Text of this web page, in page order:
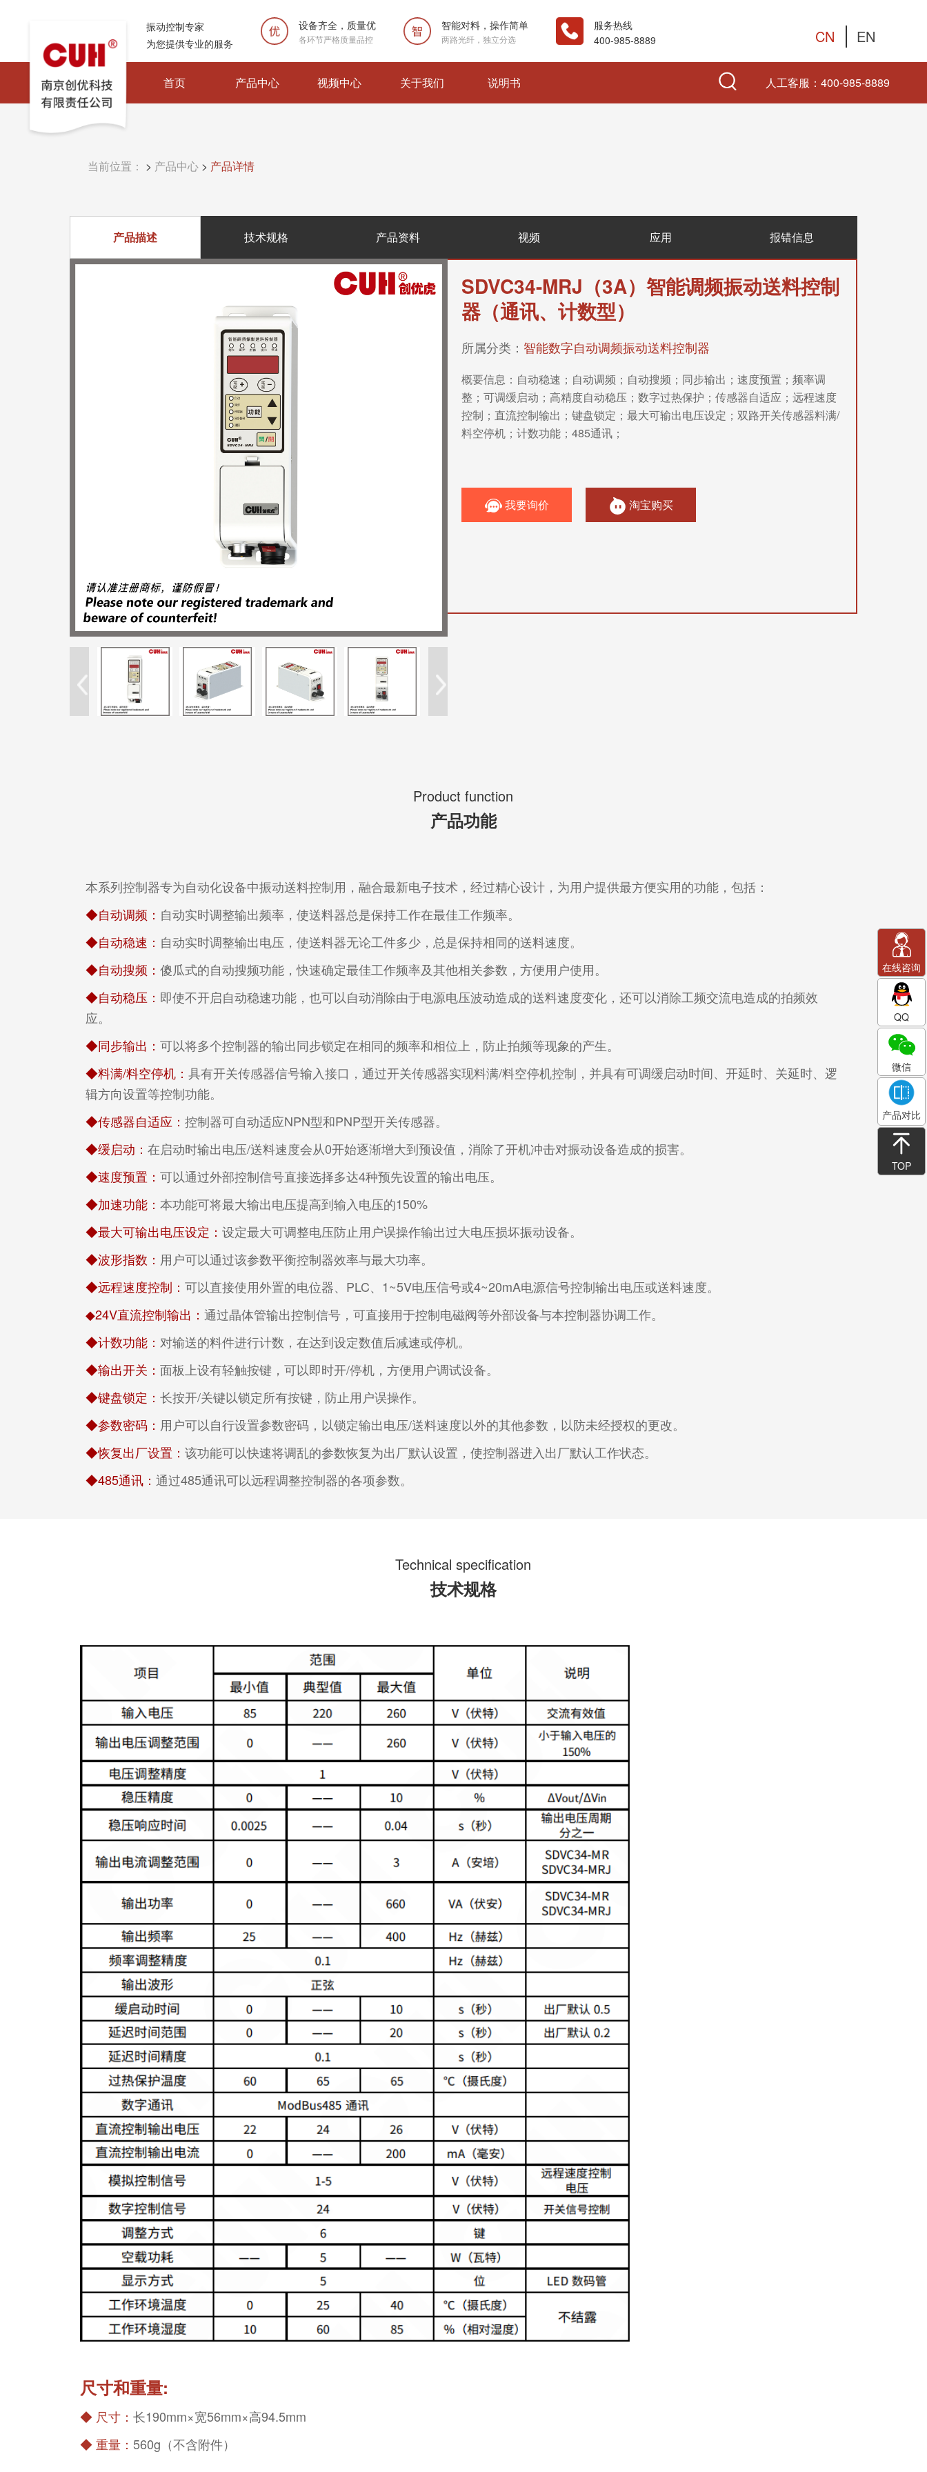
振动控制专家
为您提供专业的服务
设备齐全，质量优
各环节严格质量品控
智能对料，操作简单
两路光纤，独立分选
服务热线
400-985-8889
CN EN
首页 产品中心 视频中心 关于我们 说明书 人工客服：400-985-8889
当前位置： > 产品中心> 产品详情
产品描述 技术规格 产品资料 视频 应用 报错信息
SDVC34-MRJ（3A）智能调频振动送料控制
器（通讯、计数型）
所属分类： 智能数字自动调频振动送料控制器
概要信息： 自动稳速；自动调频；自动搜频；同步输出；速度预置；频率调
整；可调缓启动；高精度自动稳压；数字过热保护；传感器自适应；远程速度
控制；直流控制输出；键盘锁定；最大可输出电压设定；双路开关传感器料满/
料空停机；计数功能；485通讯；
我要询价 淘宝购买
Product function
产品功能
本系列控制器专为自动化设备中振动送料控制用，融合最新电子技术，经过精心设计，为用户提供最方便实用的功能，包括：
◆自动调频： 自动实时调整输出频率，使送料器总是保持工作在最佳工作频率。
◆自动稳速： 自动实时调整输出电压，使送料器无论工件多少，总是保持相同的送料速度。
◆自动搜频：傻瓜式的自动搜频功能，快速确定最佳工作频率及其他相关参数，方便用户使用。
◆自动稳压： 即使不开启自动稳速功能，也可以自动消除由于电源电压波动造成的送料速度变化，还可以消除工频交流电造成的拍频效
应。
◆同步输出：可以将多个控制器的输出同步锁定在相同的频率和相位上，防止拍频等现象的产生。
◆料满/料空停机：具有开关传感器信号输入接口，通过开关传感器实现料满/料空停机控制，并具有可调缓启动时间、开延时、关延时、逻
辑方向设置等控制功能。
◆传感器自适应：控制器可自动适应NPN型和PNP型开关传感器。
◆缓启动：在启动时输出电压/送料速度会从0开始逐渐增大到预设值，消除了开机冲击对振动设备造成的损害。
◆速度预置：可以通过外部控制信号直接选择多达4种预先设置的输出电压。
◆加速功能：本功能可将最大输出电压提高到输入电压的150%
◆最大可输出电压设定：设定最大可调整电压防止用户误操作输出过大电压损坏振动设备。
◆波形指数： 用户可以通过该参数平衡控制器效率与最大功率。
◆远程速度控制：可以直接使用外置的电位器、PLC、1~5V电压信号或4~20mA电源信号控制输出电压或送料速度。
◆24V直流控制输出：通过晶体管输出控制信号，可直接用于控制电磁阀等外部设备与本控制器协调工作。
◆计数功能：对输送的料件进行计数，在达到设定数值后减速或停机。
◆输出开关：面板上设有轻触按键，可以即时开/停机，方便用户调试设备。
◆键盘锁定：长按开/关键以锁定所有按键，防止用户误操作。
◆参数密码： 用户可以自行设置参数密码，以锁定输出电压/送料速度以外的其他参数，以防未经授权的更改。
◆恢复出厂设置：该功能可以快速将调乱的参数恢复为出厂默认设置，使控制器进入出厂默认工作状态。
◆485通讯：通过485通讯可以远程调整控制器的各项参数。
Technical specification
技术规格
尺寸和重量:
◆ 尺寸： 长190mm×宽56mm×高94.5mm
◆ 重量： 560g（不含附件）
在线咨询
QQ
微信
产品对比
TOP